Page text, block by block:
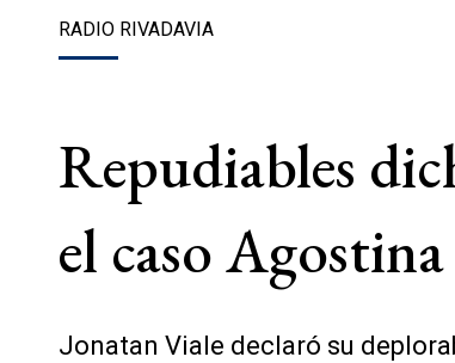
RADIO RIVADAVIA
Repudiables
el caso
Jonatan Viale declaró su